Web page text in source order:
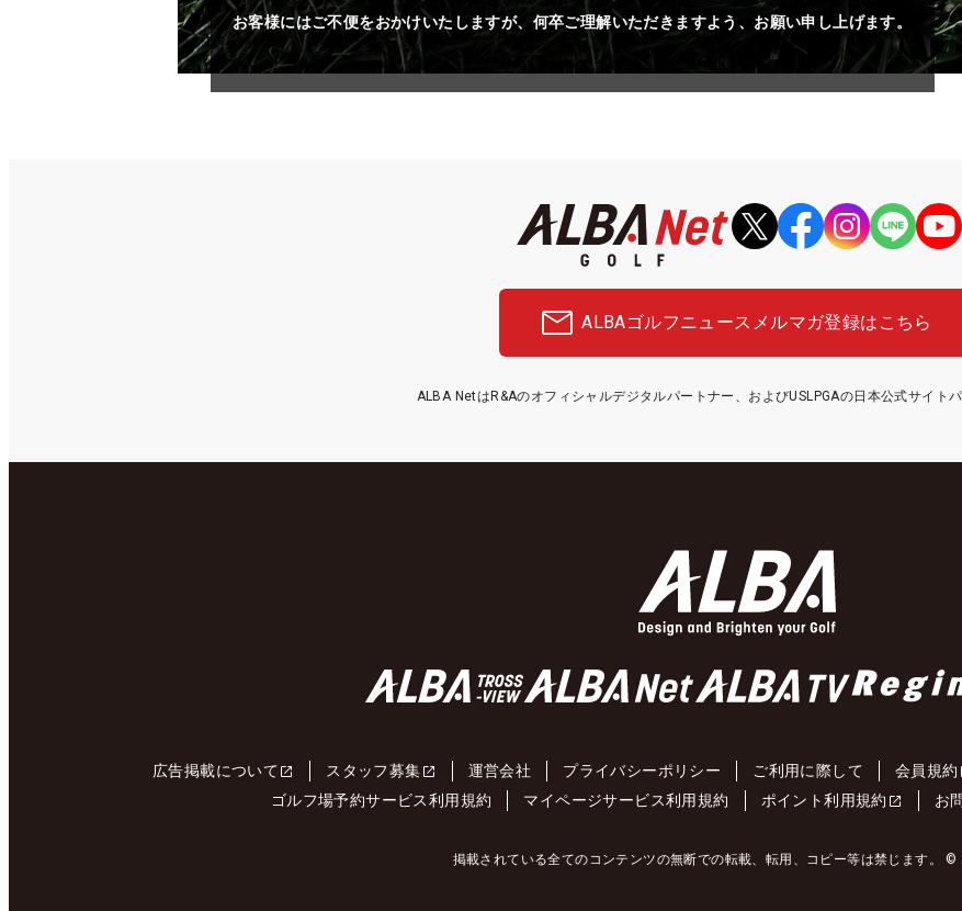
お客様にはご不便をおかけいたしますが、何卒ご理解いただきますよう、お願い申し上げます。
ALBAゴルフニュース メルマガ登録はこちら
ALBA NetはR&Aのオフィシャルデジタルパートナー、およびUSLPGAの日本公式サイトパ
広告掲載について スタッフ募集 運営会社 プライバシーポリシー ご利用に際して 会員規約
ゴルフ場予約サービス利用規約
マイページサービス利用規約 ポイント利用規約 お
掲載されている全てのコンテンツの無断での転載、転用、コピー等は禁じます。 ©